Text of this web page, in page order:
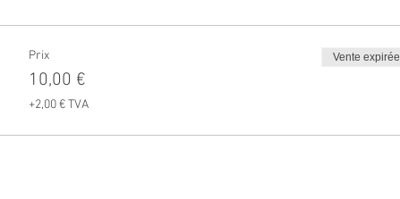
Prix
10,00 €
+2,00 € TVA
Vente expirée